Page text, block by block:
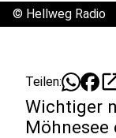
© Hellweg Radio
Teilen:
Wichtiger
Möhnesee